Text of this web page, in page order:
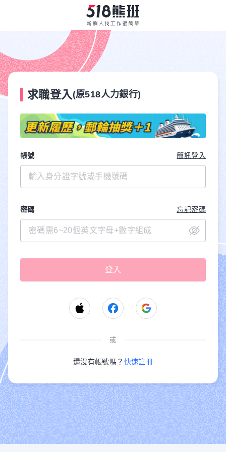
求職登入 (原518人力銀行)
帳號 簡訊登入
密碼 忘記密碼
或
還沒有帳號嗎？ 快速註冊